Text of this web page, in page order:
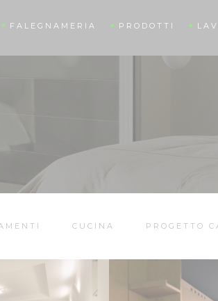
FALEGNAMERIA PRODOTTI
CUCINA PROGETTO